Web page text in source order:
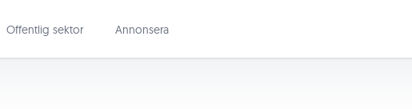
Offentlig sektor Annonsera